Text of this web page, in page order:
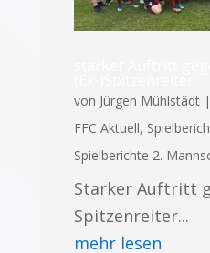
von Jürgen Mühlstädt|
FFC Aktuell,
Spielberichte 2.
Starker Auftritt
Spitzenreiter...
mehr lesen